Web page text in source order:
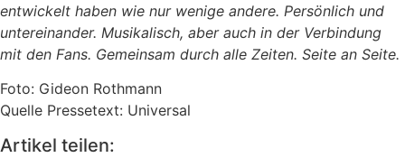
entwickelt haben wie nur wenige andere. Persönlich und
untereinander. Musikalisch, aber auch in der Verbindung
mit den Fans. Gemeinsam durch alle Zeiten. Seite an Seite.
Foto: Gideon Rothmann
Quelle Pressetext: Universal
Artikel teilen: